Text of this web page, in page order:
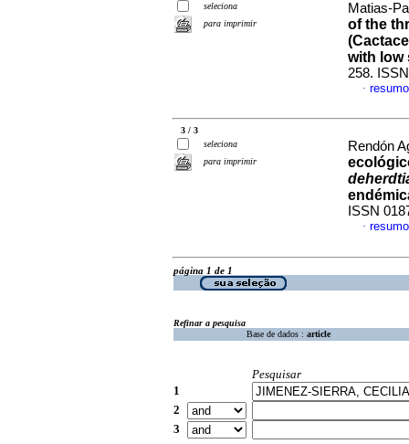
seleciona
para imprimir
Matias-
of the
with low
258.
·
3 / 3
seleciona
para imprimir
Rendón
ISSN
·
página 1 de 1
Refinar a pesquisa
Base de dados : article
Pesquisar
1
2
3